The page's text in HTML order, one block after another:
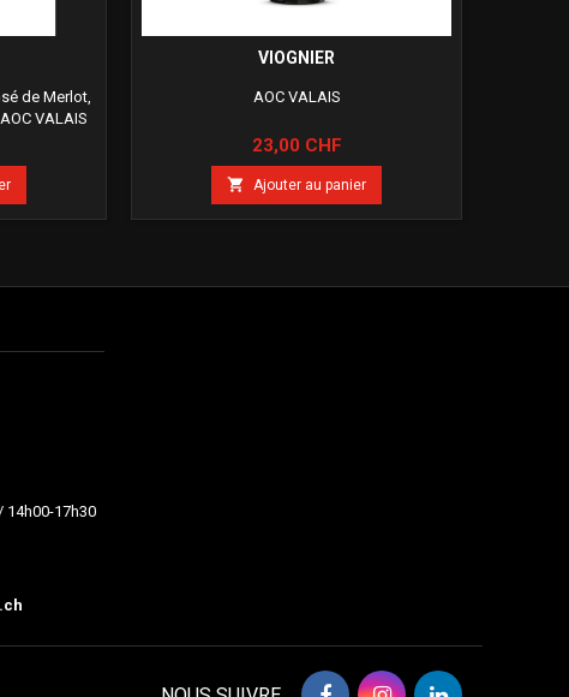
de Merlot,
VALAIS
VIOGNIER
AOC VALAIS
Prix
23,00 CHF
 Ajouter au panier
14h00-17h30